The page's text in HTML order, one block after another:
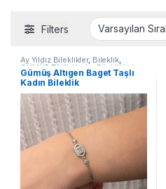
Filters
Ay Yıldız Bileklikler, Bileklik,
GÜMÜŞ TAKI Kadın Bileklikleri
Taşlı Bileklikler
Gümüş Altıgen Baget Taşlı
Kadın Bileklik